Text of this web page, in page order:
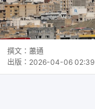
撰文： 蕭通
出版： 2026-04-06 02:39